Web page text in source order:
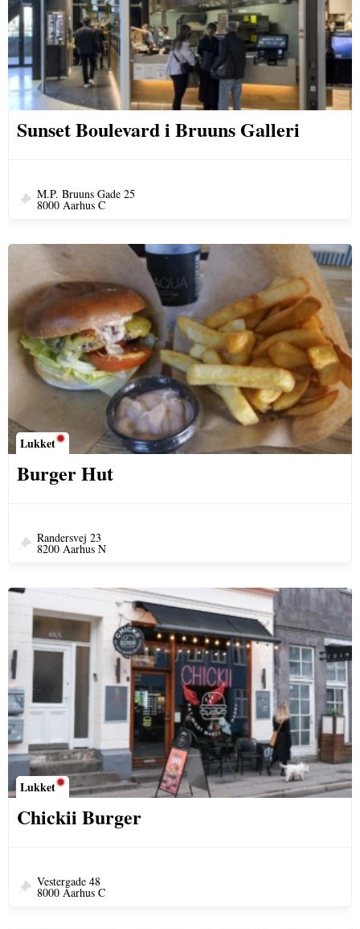
Sunset Boulevard i Bruuns Galleri
M.P. Bruuns Gade 25
8000 Aarhus C
Lukket
Burger Hut
Randersvej 23
8200 Aarhus N
Lukket
Chickii Burger
Vestergade 48
8000 Aarhus C